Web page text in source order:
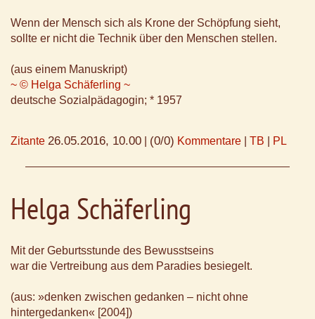
Wenn der Mensch sich als Krone der Schöpfung sieht,
sollte er nicht die Technik über den Menschen stellen.
(aus einem Manuskript)
~ © Helga Schäferling ~
deutsche Sozialpädagogin; * 1957
Zitante 26.05.2016, 10.00 (0/0) Kommentare TB PL
Helga Schäferling
Mit der Geburtsstunde des Bewusstseins
war die Vertreibung aus dem Paradies besiegelt.
(aus: »denken zwischen gedanken – nicht ohne
hintergedanken« [2004])